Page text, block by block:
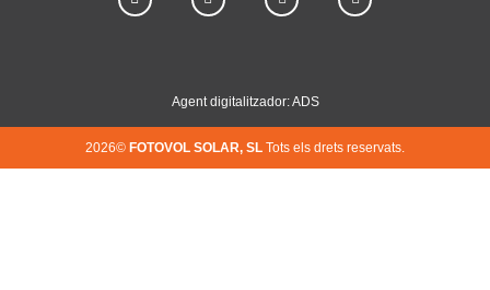
Agent digitalitzador: ADS
2026© FOTOVOL SOLAR, SL Tots els drets reservats.